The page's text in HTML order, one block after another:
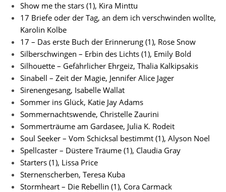
Show me the stars (1), Kira Minttu
17 Briefe oder der Tag, an dem ich verschwinden wollte,
Karolin Kolbe
17 – Das erste Buch der Erinnerung (1), Rose Snow
Silberschwingen – Erbin des Lichts (1), Emily Bold
Silhouette – Gefährlicher Ehrgeiz, Thalia Kalkipsakis
Sinabell – Zeit der Magie, Jennifer Alice Jager
Sirenengesang, Isabelle Wallat
Sommer ins Glück, Katie Jay Adams
Sommernachtswende, Christelle Zaurini
Sommerträume am Gardasee, Julia K. Rodeit
Soul Seeker – Vom Schicksal bestimmt (1), Alyson Noel
Spellcaster – Düstere Träume (1), Claudia Gray
Starters (1), Lissa Price
Sternenscherben, Teresa Kuba
Stormheart – Die Rebellin (1), Cora Carmack